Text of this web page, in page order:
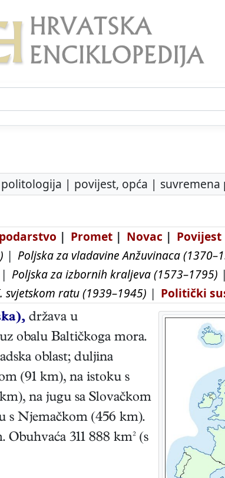
| povijest, opća | suvremena
| Promet | Novac | Povijest
| Poljska za vladavine Anžuvinaca
| Poljska za izbornih kraljeva (1573–1795)
svjetskom ratu (1939–1945) | Politički
država u
obalu Baltičkoga mora.
oblast; duljina
(91 km), na istoku s
na jugu sa Slovačkom
s Njemačkom (456 km).
311 888 km² (s